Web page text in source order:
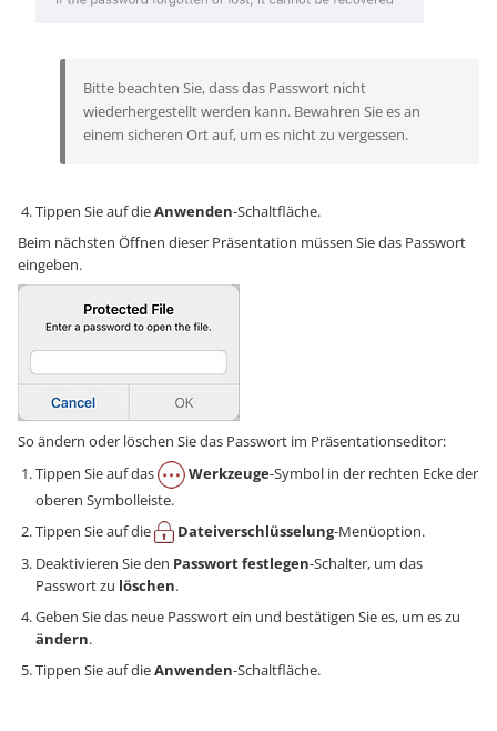
Bitte beachten Sie, dass das Passwort nicht
wiederhergestellt werden kann. Bewahren Sie es an
einem sicheren Ort auf, um es nicht zu vergessen.
Tippen Sie auf dieAnwenden-Schaltfläche.
Beim nächsten Öffnen dieser Präsentation müssen Sie das Passwort
eingeben.
So ändern oder löschen Sie das Passwort im Präsentationseditor:
Tippen Sie auf das
Werkzeuge-Symbol in der rechten Ecke der
oberen Symbolleiste.
Tippen Sie auf die
Dateiverschlüsselung-Menüoption.
Deaktivieren Sie den Passwort festlegen-Schalter, um das
Passwort zu löschen.
Geben Sie das neue Passwort ein und bestätigen Sie es, um es zu
ändern.
Tippen Sie auf dieAnwenden-Schaltfläche.